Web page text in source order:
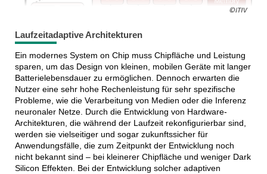
Laufzeitadaptive Architekturen
Ein modernes System on Chip muss Chipfläche und Leistung
sparen, um das Design von kleinen, mobilen Geräte mit langer
Batterielebensdauer zu ermöglichen. Dennoch erwarten die
Nutzer eine sehr hohe Rechenleistung für sehr spezifische
Probleme, wie die Verarbeitung von Medien oder die Inferenz
neuronaler Netze. Durch die Entwicklung von Hardware-
Architekturen, die während der Laufzeit rekonfigurierbar sind,
werden sie vielseitiger und sogar zukunftssicher für
Anwendungsfälle, die zum Zeitpunkt der Entwicklung noch
nicht bekannt sind – bei kleinerer Chipfläche und weniger Dark
Silicon Effekten. Bei der Entwicklung solcher adaptiven